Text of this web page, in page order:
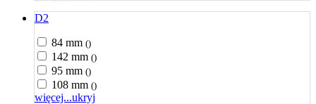
D2
84 mm ()
142 mm ()
95 mm ()
108 mm ()
więcej...ukryj